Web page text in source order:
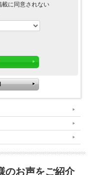
に同意されない
のお声をご紹介